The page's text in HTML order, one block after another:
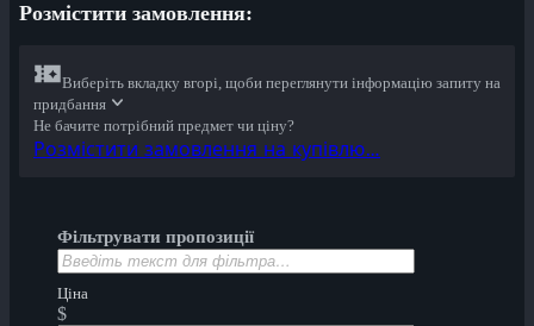
Розмістити замовлення:
Виберіть вкладку вгорі, щоби переглянути інформацію запиту на
придбання
Не бачите потрібний предмет чи ціну?
Розмістити замовлення на купівлю…
Фільтрувати пропозиції
Ціна
$